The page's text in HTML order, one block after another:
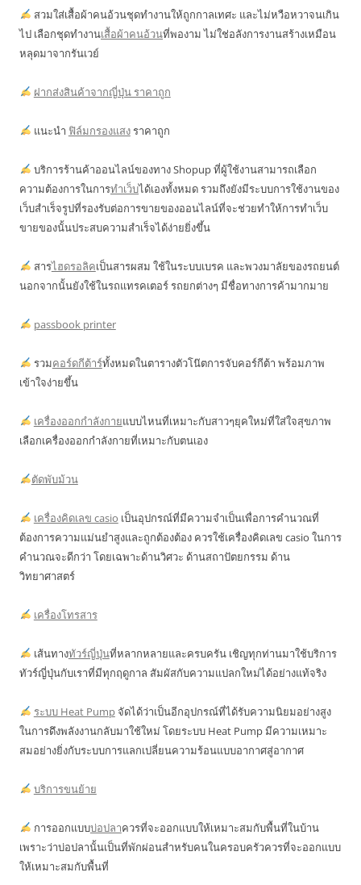
สวมใส่เสื้อผ้าคนอ้วนชุดทำงานให้ถูกกาลเทศะ และไม่หวือหวาจนเกิน
ไป เลือกชุดทำงานเสื้อผ้าคนอ้วนที่พองาม ไม่ใช่อลังการงานสร้างเหมือน
หลุดมาจากรันเวย์
ฝากส่งสินค้าจากญี่ปุ่น ราคาถูก
แนะนำ ฟิล์มกรองแสงราคาถูก
บริการร้านค้าออนไลน์ของทาง Shopup ที่ผู้ใช้งานสามารถเลือก
ความต้องการในการทำเว็บได้เองทั้งหมด รวมถึงยังมีระบบการใช้งานของ
เว็บสำเร็จรูปที่รองรับต่อการขายของออนไลน์ที่จะช่วยทำให้การทำเว็บ
ขายของนั้นประสบความสำเร็จได้ง่ายยิ่งขึ้น
สารไฮดรอลิคเป็นสารผสม ใช้ในระบบเบรค และพวงมาลัยของรถยนต์
นอกจากนั้นยังใช้ในรถแทรคเตอร์ รถยกต่างๆ มีชื่อทางการค้ามากมาย
passbook printer
รวมคอร์ดกีต้าร์ทั้งหมดในตารางตัวโน๊ตการจับคอร์กีต้า พร้อมภาพ
เข้าใจง่ายขึ้น
เครื่องออกกำลังกายแบบไหนที่เหมาะกับสาวๆยุคใหม่ที่ใส่ใจสุขภาพ
เลือกเครื่องออกกำลังกายที่เหมาะกับตนเอง
ตัดพับม้วน
เครื่องคิดเลข casio เป็นอุปกรณ์ที่มีความจำเป็นเพื่อการคำนวณที่
ต้องการความแม่นยำสูงและถูกต้องต้อง ควรใช้เครื่องคิดเลข casio ในการ
คำนวณจะดีกว่า โดยเฉพาะด้านวิศวะ ด้านสถาปัตยกรรม ด้าน
วิทยาศาสตร์
เครื่องโทรสาร
เส้นทางทัวร์ญี่ปุ่นที่หลากหลายและครบครัน เชิญทุกท่านมาใช้บริการ
ทัวร์ญี่ปุ่นกับเราที่มีทุกฤดูกาล สัมผัสกับความแปลกใหม่ได้อย่างแท้จริง
ระบบ Heat Pumpจัดได้ว่าเป็นอีกอุปกรณ์ที่ได้รับความนิยมอย่างสูง
ในการดึงพลังงานกลับมาใช้ใหม่ โดยระบบ Heat Pump มีความเหมาะ
สมอย่างยิ่งกับระบบการแลกเปลี่ยนความร้อนแบบอากาศสู่อากาศ
บริการขนย้าย
การออกแบบบ่อปลาควรที่จะออกแบบให้เหมาะสมกับพื้นที่ในบ้าน
เพราะว่าบ่อปลานั้นเป็นที่พักผ่อนสำหรับคนในครอบครัวควรที่จะออกแบบ
ให้เหมาะสมกับพื้นที่